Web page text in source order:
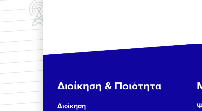
Διοίκηση & Ποιότητα
Διοίκηση